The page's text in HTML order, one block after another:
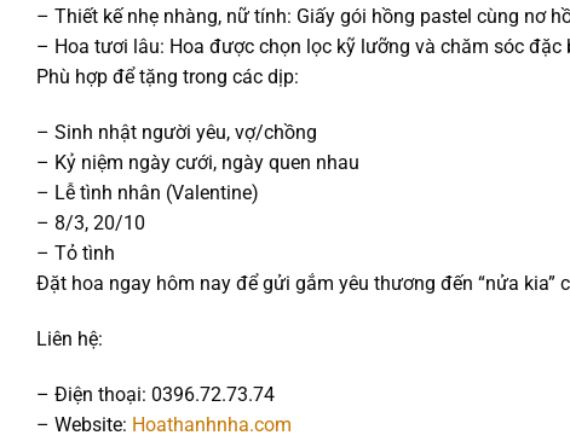
– Thiết kế nhẹ nhàng, nữ tính: Giấy gói hồng pastel cùng nơ
– Hoa tươi lâu: Hoa được chọn lọc kỹ lưỡng và chăm sóc
Phù hợp để tặng trong các dịp:
– Sinh nhật người yêu, vợ/chồng
– Kỷ niệm ngày cưới, ngày quen nhau
– Lễ tình nhân (Valentine)
– 8/3, 20/10
– Tỏ tình
Đặt hoa ngay hôm nay để gửi gắm yêu thương đến “nửa kia”
Liên hệ:
– Điện thoại: 0396.72.73.74
– Website: Hoathanhnha.com